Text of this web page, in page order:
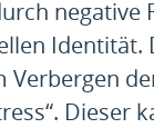
Identität.
Verbergen
Dieser